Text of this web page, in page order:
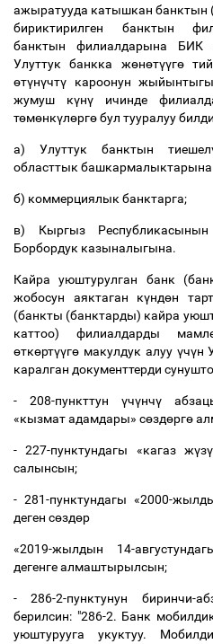
ажыратууда катышкан банктын
бириктирилген банктын
банктын филиалдарына БИК
Улуттук банкка жөнөтүүгө
өтүнүчтү кароонун
жумуш күнү ичинде
төмөнкүлөргөбул тууралуу
а) Улуттук банктын тиешел
областтык
б) коммерциялык банктарга;
в) Кыргыз
Борбордук казыналыгына.
Кайра уюштурулган банк
жобосун аяктаган күндөн
(банкты (банктарды) кайра
каттоо) филиалдарды
өткөртүүгө макулдук алуу үчүн
каралган документтерди
- 208-пункттун үчүнчү
«кызмат адамдары» сөздөргө
- 227-пунктундагы «кагаз жүзү
салынсын;
- 281-пунктундагы «2000-
деген сөздөр
«2019-жылдын 14-
дегенге алмаштырылсын;
- 286-2-пунктунун биринчи-
берилсин: "286-2. Банк
уюштурууга укуктуу.